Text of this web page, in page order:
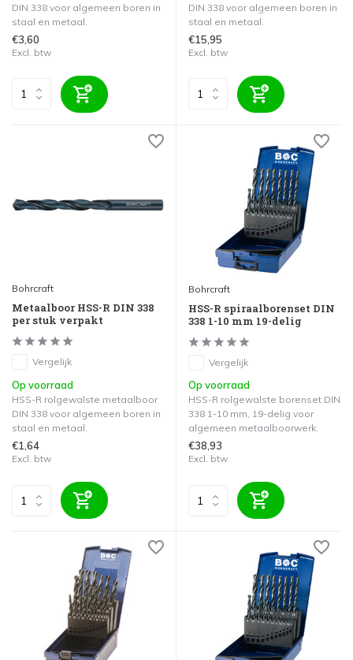
DIN 338 voor algemeen boren in
staal en metaal.
€3,60
Excl. btw
DIN 338 voor algemeen boren in
staal en metaal.
€15,95
Excl. btw
Bohrcraft
Metaalboor HSS-R DIN 338
per stuk verpakt
Vergelijk
Op voorraad
HSS-R rolgewalste metaalboor
DIN 338 voor algemeen boren in
staal en metaal.
€1,64
Excl. btw
Bohrcraft
HSS-R spiraalborenset DIN
338 1-10 mm 19-delig
Vergelijk
Op voorraad
HSS-R rolgewalste borenset DIN
338 1-10 mm, 19-delig voor
algemeen metaalboorwerk.
€38,93
Excl. btw